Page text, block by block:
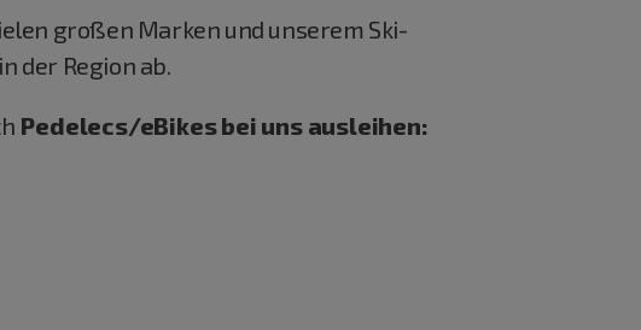
großen Marken und unserem Ski-
der Region ab.
Pedelecs/eBikes bei uns ausleihen: